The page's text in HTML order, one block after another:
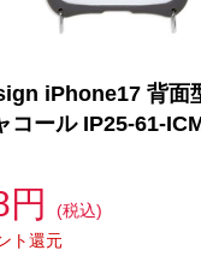
iPhone17 背面
コール IP25-61-
(税込)
ト還元